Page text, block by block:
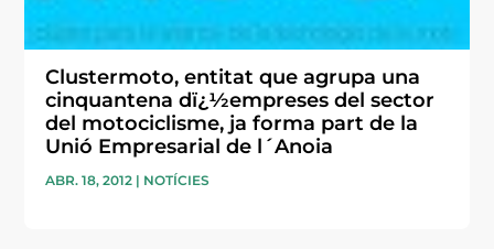
Clustermoto, entitat que agrupa una
cinquantena dï¿½empreses del sector
del motociclisme, ja forma part de la
Unió Empresarial de l´Anoia
ABR. 18, 2012 | NOTÍCIES